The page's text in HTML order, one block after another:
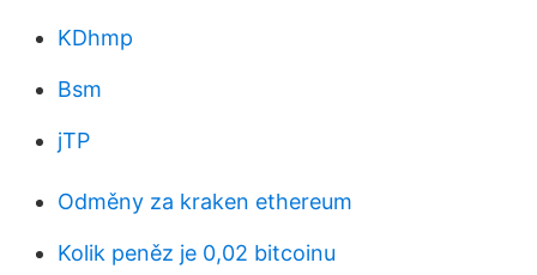
KDhmp
Bsm
jTP
Odměny za kraken ethereum
Kolik peněz je 0,02 bitcoinu